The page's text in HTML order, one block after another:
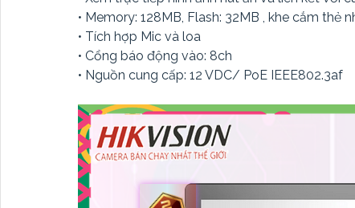
• Memory: 128MB, Flash: 32MB , khe cắm thẻ
• Tích hợp Mic và loa
• Cổng báo động vào: 8ch
• Nguồn cung cấp: 12 VDC/ PoE IEEE802.3af